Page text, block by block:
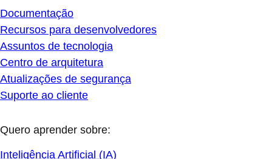
Documentação
Recursos para desenvolvedores
Assuntos de tecnologia
Centro de arquitetura
Atualizações de segurança
Suporte ao cliente
Quero aprender sobre:
Inteligência Artificial (IA)